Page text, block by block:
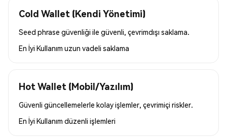
Cold Wallet (Kendi Yönetimi)
Seed phrase güvenliği ile güvenli, çevrimdışı saklama.
En İyi Kullanım uzun vadeli saklama
Hot Wallet (Mobil/Yazılım)
Güvenli güncellemelerle kolay işlemler, çevrimiçi riskler.
En İyi Kullanım düzenli işlemleri